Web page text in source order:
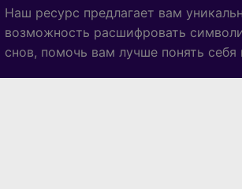
Наш ресурс предлагает вам
возможность расшифровать
снов, помочь вам лучше понять